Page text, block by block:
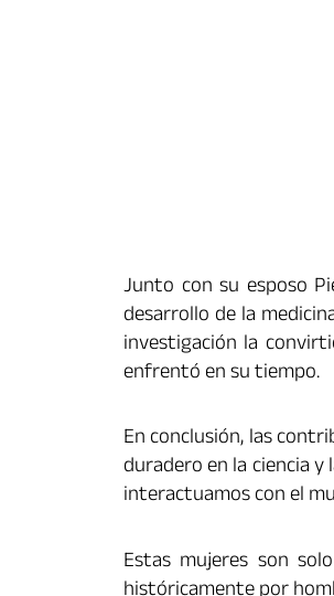
Junto con su esposo
desarrollo de la
investigación la
enfrentó en su tiempo.
En conclusión, las
duradero en la ciencia
interactuamos con el
Estas mujeres son